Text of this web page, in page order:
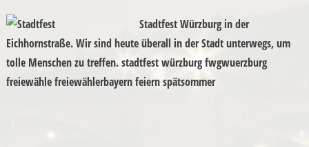
Stadtfest Würzburg in der
Eichhornstraße. Wir sind heute überall in der Stadt unterwegs, um
tolle Menschen zu treffen. stadtfest würzburg fwgwuerzburg
freiewähle freiewählerbayern feiern spätsommer